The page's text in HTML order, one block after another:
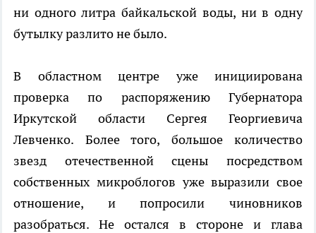
ни одного литра байкальской воды, ни в одну
бутылку разлито не было.
В областном центре уже инициирована
проверка по распоряжению Губернатора
Иркутской области Сергея Георгиевича
Левченко. Более того, большое количество
звезд отечественной сцены посредством
собственных микроблогов уже выразили свое
отношение, и попросили чиновников
разобраться. Не остался в стороне и глава